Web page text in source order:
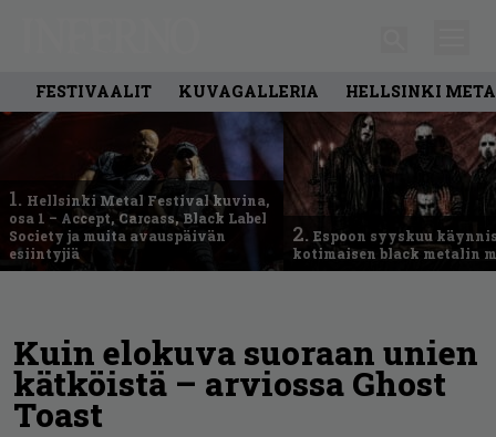
FESTIVAALIT KUVAGALLERIA HELLSINKI
1. Hellsinki Metal Festival kuvina,
osa 1 – Accept, Carcass, Black Label
Society ja muita avauspäivän
esiintyjiä
2. Espoon syyskuu
kotimaisen black metalin
Kuin elokuva suoraan unien
kätköistä – arviossa Ghost
Toast